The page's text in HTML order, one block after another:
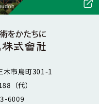
市鳥町301-1
（代）
6009